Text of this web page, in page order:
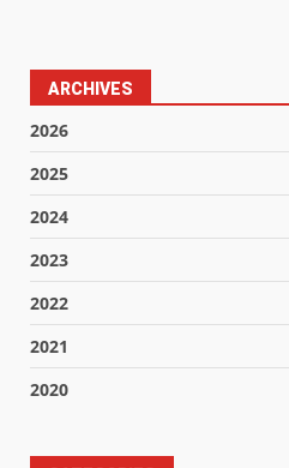
ARCHIVES
2026
2025
2024
2023
2022
2021
2020